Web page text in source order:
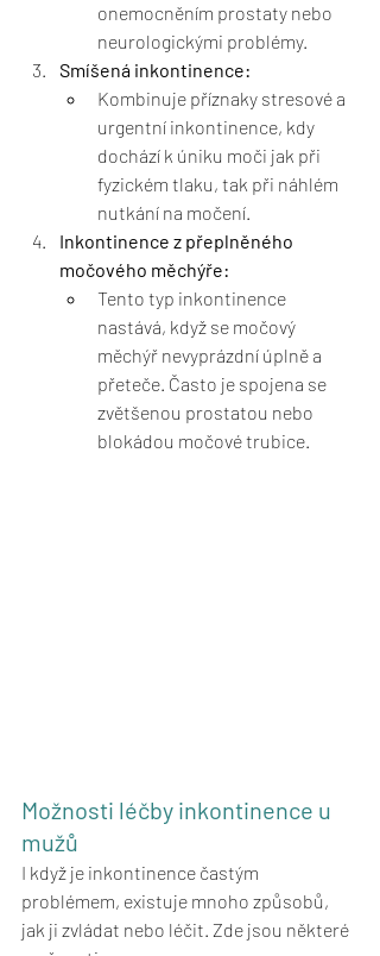
onemocněním prostaty nebo
neurologickými problémy.
Smíšená inkontinence:
Kombinuje příznaky stresové a
urgentní inkontinence, kdy
dochází k úniku moči jak při
fyzickém tlaku, tak při náhlém
nutkání na močení.
Inkontinence z přeplněného
močového měchýře:
Tento typ inkontinence
nastává, když se močový
měchýř nevyprázdní úplně a
přeteče. Často je spojena se
zvětšenou prostatou nebo
blokádou močové trubice.
Možnosti léčby inkontinence u
mužů
I když je inkontinence častým
problémem, existuje mnoho způsobů,
jak ji zvládat nebo léčit. Zde jsou některé